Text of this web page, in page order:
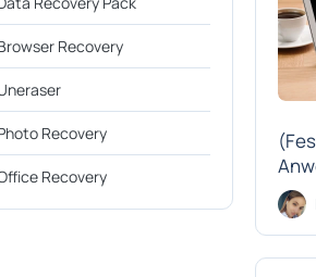
Recovery
Recovery
Recovery